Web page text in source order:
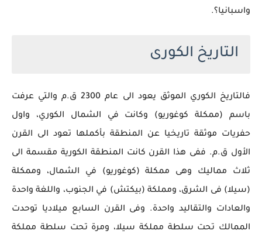
واسبانيا؟.
التاريخ الكورى
فالتاريخ الكوري الموثق يعود الى عام 2300 ق.م والتي عرفت
باسم (ممكلة كوغوريو) وكانت في الشمال الكوري، واول
حفريات موثقة تاريخيا عن المنطقة بأكملها تعود الى القرن
الأول ق.م. ففى هذا القرن كانت المنطقة الكورية مقسمة الى
ثلاث مماليك وهى ممكلة (كوغوريو) في الشمال، وممكلة
(سيلا) فى الشرق، ومملكة (بيكتش) في الجنوب، واللغة واحدة
والعادات والتقاليد واحدة. وفى القرن السابع ميلاديا توحدت
الممالك تحت سلطة مملكة سيلا، ومرة تحت سلطة مملكة